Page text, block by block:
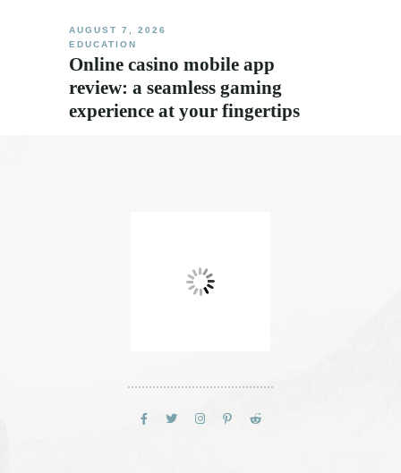
AUGUST 7, 2026
EDUCATION
Online casino mobile app
review: a seamless gaming
experience at your fingertips